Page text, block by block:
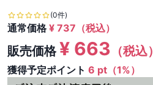
(0件)
通常価格¥ 737 （税込）
販売価格¥ 663 （税込）
獲得予定ポイント 6 pt（1%）